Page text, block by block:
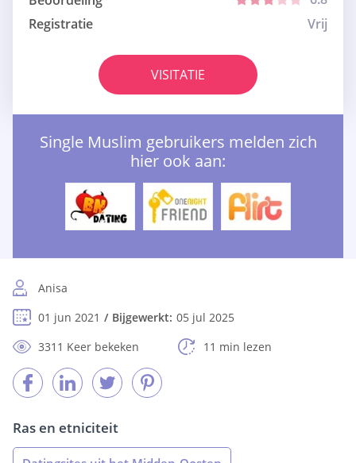
Registratie
Vrij
VISITATIE
Single Muslim gebruikers melden zich
hier ook aan:
Anisa
01 jun 2021
Bijgewerkt: 05 jul 2025
3311 Keer bekeken
11 min lezen
Ras en etniciteit